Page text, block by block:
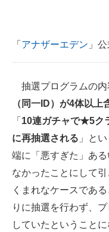
「 アナザーエデン 」
抽選プログラムの内
（同一ID）が4体以
「 10連ガチャで★5ク
に再抽選される 」と
端に「悪すぎた」あ
なかったことにして
くまれなケースであ
りに抽選を行わず、
していたということに